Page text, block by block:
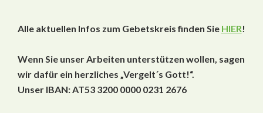
Alle aktuellen Infos zum Gebetskreisfinden Sie HIER!
Wenn Sie unser Arbeiten unterstützen wollen, sagen
wir dafür ein herzliches „Vergelt´s Gott!“.
Unser IBAN: AT53 3200 0000 0231 2676